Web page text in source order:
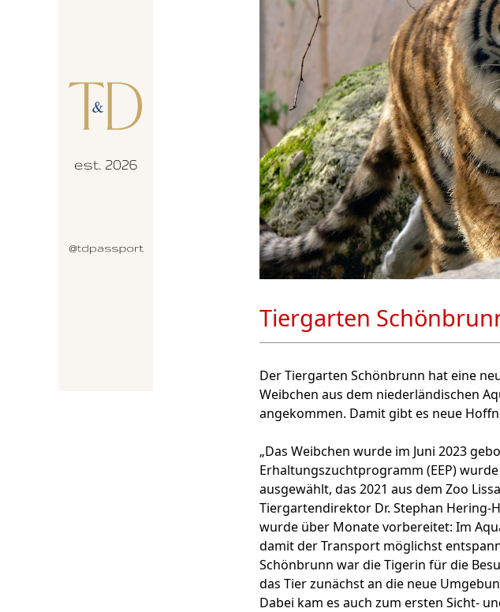
Tiergarten
Der Tiergarten Schönbrunn hat eine
Weibchen aus dem niederländischen
angekommen. Damit gibt es neue
„Das Weibchen wurde im Juni 2023
Erhaltungszuchtprogramm (EEP)
ausgewählt, das 2021 aus dem Zoo
Tiergartendirektor Dr. Stephan Hering-
wurde über Monate vorbereitet: Im
damit der Transport möglichst
Schönbrunn war die Tigerin für die
das Tier zunächst an die neue
Dabei kam es auch zum ersten Sicht-